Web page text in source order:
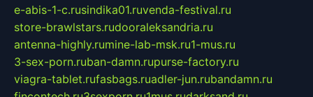
e-abis-1-c.rusindika01.ruvenda-festival.ru
store-brawlstars.rudooraleksandria.ru
antenna-highly.rumine-lab-msk.ru1-mus.ru
3-sex-porn.ruban-damn.rupurse-factory.ru
viagra-tablet.rufasbags.ruadler-jun.rubandamn.ru